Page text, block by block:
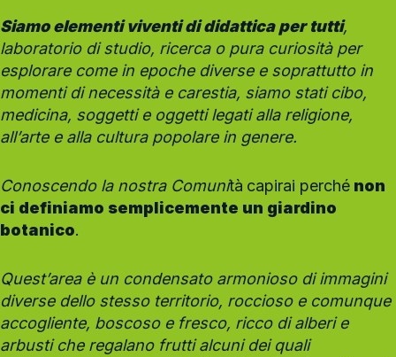
Siamo elementi viventi di didattica per tutti,
laboratorio di studio, ricerca o pura curiosità per
esplorare come in epoche diverse e soprattutto in
momenti di necessità e carestia, siamo stati cibo,
medicina, soggetti e oggetti legati alla religione,
all’arte e alla cultura popolare in genere.
Conoscendo la nostra Comunità capirai perché non
ci definiamo semplicemente un giardino
botanico.
Quest’area è un condensato armonioso di immagini
diverse dello stesso territorio, roccioso e comunque
accogliente, boscoso e fresco, ricco di alberi e
arbusti che regalano frutti alcuni dei quali